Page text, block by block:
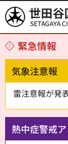
世田谷区
緊急情報
気象注意報
雷注意報が発
熱中症警戒